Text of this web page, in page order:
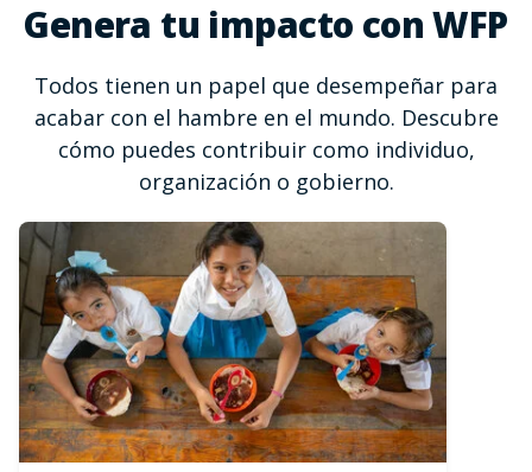
Genera tu impacto con WFP
Todos tienen un papel que desempeñar para
acabar con el hambre en el mundo. Descubre
cómo puedes contribuir como individuo,
organización o gobierno.